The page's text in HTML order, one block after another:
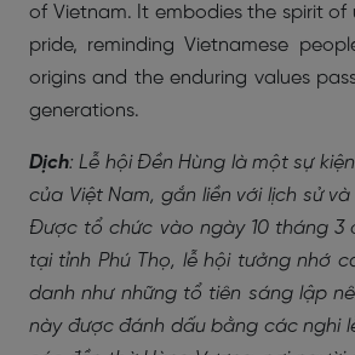
of Vietnam. It embodies the spirit of
pride, reminding Vietnamese
origins and the enduring values
generations.
Dịch: Lễ hội Đền Hùng là một sự
của Việt Nam, gắn liền với lịch sử
Được tổ chức vào ngày 10 tháng 3
tại tỉnh Phú Thọ, lễ hội tưởng nhớ
danh như những tổ tiên sáng lập
này được đánh dấu bằng các nghi